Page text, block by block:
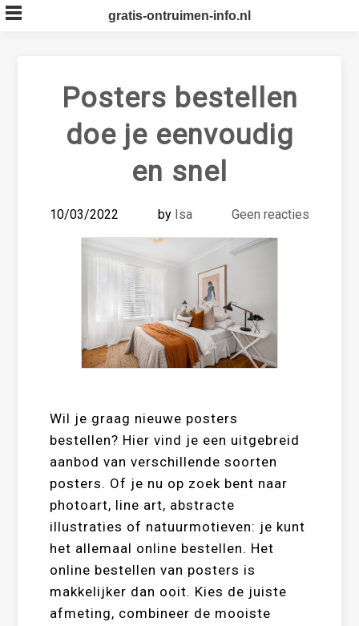
Skip
to
gratis-ontruimen-info.nl
Posters bestellen
doe je eenvoudig
en snel
10/03/2022 by Isa Geen reacties
Wil je graag nieuwe posters
bestellen? Hier vind je een uitgebreid
aanbod van verschillende soorten
posters. Of je nu op zoek bent naar
photoart, line art, abstracte
illustraties of natuurmotieven: je kunt
het allemaal online bestellen. Het
online bestellen van posters is
makkelijker dan ooit. Kies de juiste
afmeting, combineer de mooiste